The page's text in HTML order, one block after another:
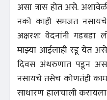
असा त्रास होत असे.
नको काही समजत
अक्षरशः वेदनांनी गडबडा
माझ्या आईलाही रडू येत असे.
दिवस अंथरुणात पडून
नसायचे तसेच कोणतंही
साधारण हालचाली